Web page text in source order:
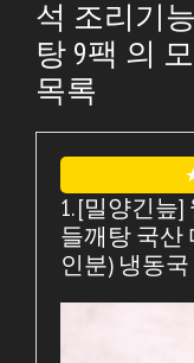
석 조리기
탕 9팩 의
목록
1. [밀양긴늪
들깨탕 국산
인분) 냉동국